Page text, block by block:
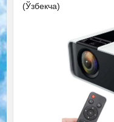
(Ўзбекча)